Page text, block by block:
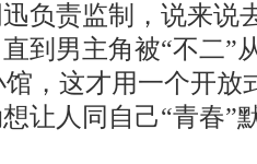
负责监制，说来说
到男主角被“不二”
，这才用一个开放
让人同自己“青春”